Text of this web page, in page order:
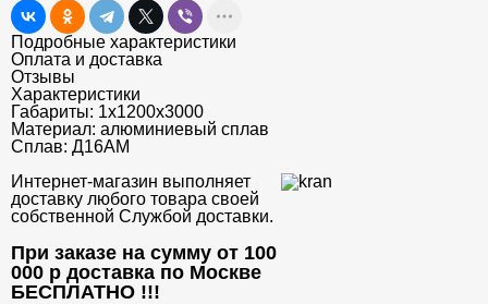
Подробные характеристики
Оплата и доставка
Отзывы
Характеристики
Габариты: 1х1200х3000
Материал: алюминиевый сплав
Сплав: Д16АM
Интернет-магазин выполняет
доставку любого товара своей
собственной Службой доставки.
При заказе на сумму от 100
000 р доставка по Москве
БЕСПЛАТНО !!!